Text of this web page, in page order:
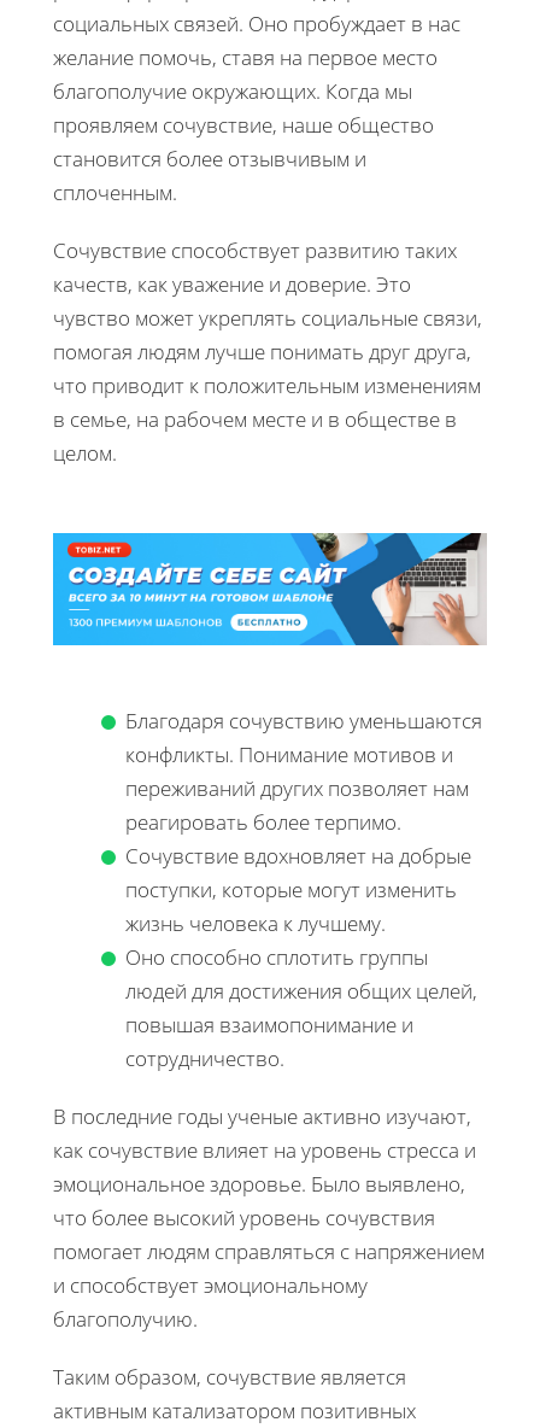
социальных связей. Оно пробуждает в нас
желание помочь, ставя на первое место
благополучие окружающих. Когда мы
проявляем сочувствие, наше общество
становится более отзывчивым и
сплоченным.
Сочувствие способствует развитию таких
качеств, как уважение и доверие. Это
чувство может укреплять социальные связи,
помогая людям лучше понимать друг друга,
что приводит к положительным изменениям
в семье, на рабочем месте и в обществе в
целом.
Благодаря сочувствию уменьшаются
конфликты. Понимание мотивов и
переживаний других позволяет нам
реагировать более терпимо.
Сочувствие вдохновляет на добрые
поступки, которые могут изменить
жизнь человека к лучшему.
Оно способно сплотить группы
людей для достижения общих целей,
повышая взаимопонимание и
сотрудничество.
В последние годы ученые активно изучают,
как сочувствие влияет на уровень стресса и
эмоциональное здоровье. Было выявлено,
что более высокий уровень сочувствия
помогает людям справляться с напряжением
и способствует эмоциональному
благополучию.
Таким образом, сочувствие является
активным катализатором позитивных